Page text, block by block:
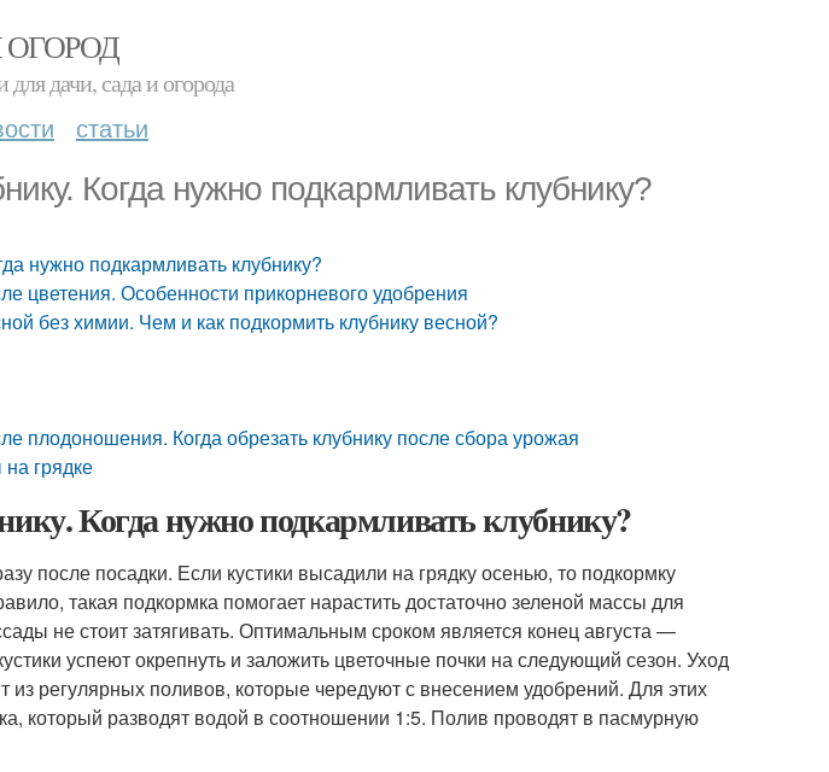
ОГОРОД
дачи, сада и огорода
статьи
Когда нужно подкармливать клубнику?
нужно подкармливать клубнику?
цветения. Особенности прикорневого удобрения
без химии. Чем и как подкормить клубнику весной?
плодоношения. Когда обрезать клубнику после сбора урожая
грядке
Когда нужно подкармливать клубнику?
после посадки. Если кустики высадили на грядку осенью, то подкормку
такая подкормка помогает нарастить достаточно зеленой массы для
не стоит затягивать. Оптимальным сроком является конец августа —
успеют окрепнуть и заложить цветочные почки на следующий сезон. Уход
из регулярных поливов, которые чередуют с внесением удобрений. Для этих
который разводят водой в соотношении 1:5. Полив проводят в пасмурную